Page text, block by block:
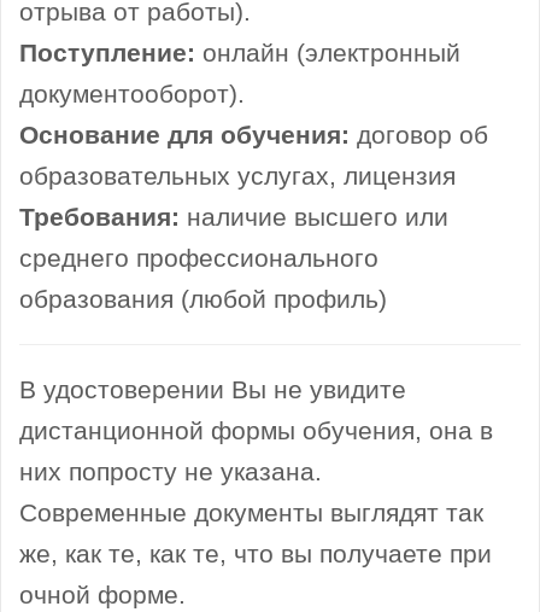
отрыва от работы).
Поступление: онлайн (электронный
документооборот).
Основание для обучения: договор об
образовательных услугах, лицензия
Требования: наличие высшего или
среднего профессионального
образования (любой профиль)
В удостоверении Вы не увидите
дистанционной формы обучения, она в
них попросту не указана.
Современные документы выглядят так
же, как те, как те, что вы получаете при
очной форме.